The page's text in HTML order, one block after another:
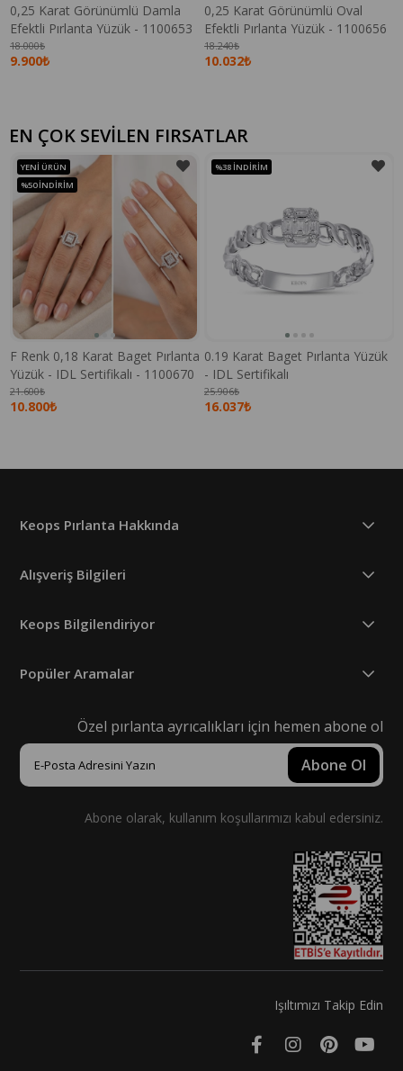
0,25 Karat Görünümlü Damla
Efektli Pırlanta Yüzük - 1100653
9.900₺
18.000₺
0,25 Karat Görünümlü Oval
Efektli Pırlanta Yüzük - 1100656
10.032₺
18.240₺
EN ÇOK SEVİLEN FIRSATLAR
F Renk 0,18 Karat Baget Pırlanta
Yüzük - IDL Sertifikalı - 1100670
10.800₺
21.600₺
YENI ÜRÜN
%50 İNDIRIM
0.19 Karat Baget Pırlanta Yüzük
- IDL Sertifikalı
16.037₺
25.906₺
%38 İNDIRIM
Keops Pırlanta Hakkında
Alışveriş Bilgileri
Keops Bilgilendiriyor
Popüler Aramalar
Özel pırlanta ayrıcalıkları için hemen abone ol
Abone Ol
Abone olarak, kullanım koşullarımızı kabul edersiniz.
Işıltımızı Takip Edin